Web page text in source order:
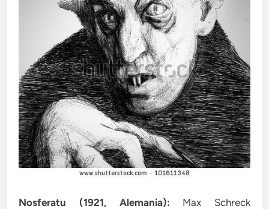
Nosferatu (1921, Alemania): Max Schreck